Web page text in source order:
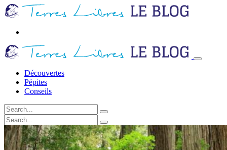
Découvertes
Pépites
Conseils